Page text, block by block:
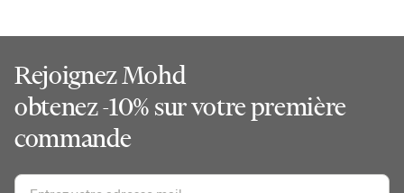
Rejoignez Mohd
obtenez -10% sur votre première
commande